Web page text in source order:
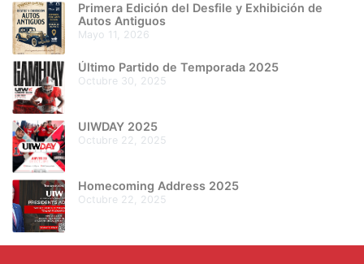
Primera Edición del Desfile y Exhibición de
Autos Antiguos
mayo 11, 2026
Último Partido de Temporada 2025
octubre 30, 2025
UIWDAY 2025
octubre 22, 2025
Homecoming Address 2025
octubre 22, 2025